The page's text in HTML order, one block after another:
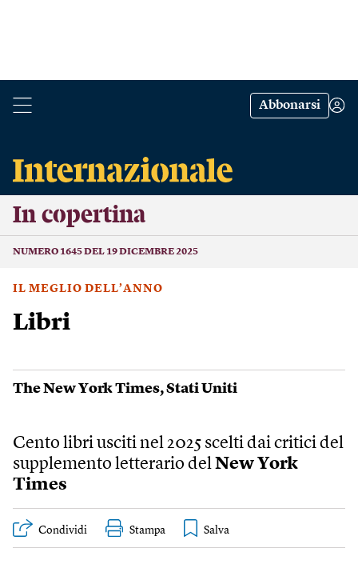
Abbonarsi
In copertina
NUMERO 1645 DEL 19 DICEMBRE 2025
IL MEGLIO DELL’ANNO
Libri
The New York Times,Stati Uniti
Cento libri usciti nel 2025 scelti dai critici del
supplemento letterario delNew York
Times
Condividi Stampa